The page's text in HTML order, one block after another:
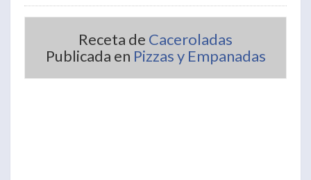
Receta de Caceroladas
Publicada en Pizzas y Empanadas